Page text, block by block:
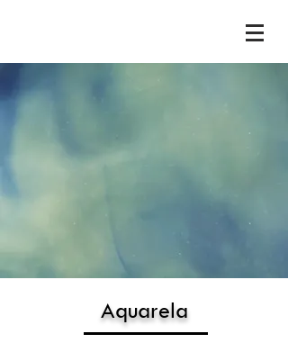
Aquarela